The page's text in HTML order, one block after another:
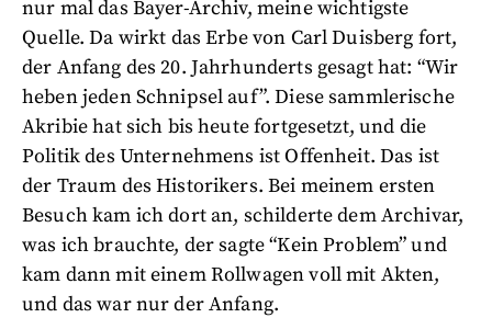
nur mal das Bayer-Archiv, meine wichtigste
Quelle. Da wirkt das Erbe von Carl Duisberg fort,
der Anfang des 20. Jahrhunderts gesagt hat: “Wir
heben jeden Schnipsel auf”. Diese sammlerische
Akribie hat sich bis heute fortgesetzt, und die
Politik des Unternehmens ist Offenheit. Das ist
der Traum des Historikers. Bei meinem ersten
Besuch kam ich dort an, schilderte dem Archivar,
was ich brauchte, der sagte “Kein Problem” und
kam dann mit einem Rollwagen voll mit Akten,
und das war nur der Anfang.